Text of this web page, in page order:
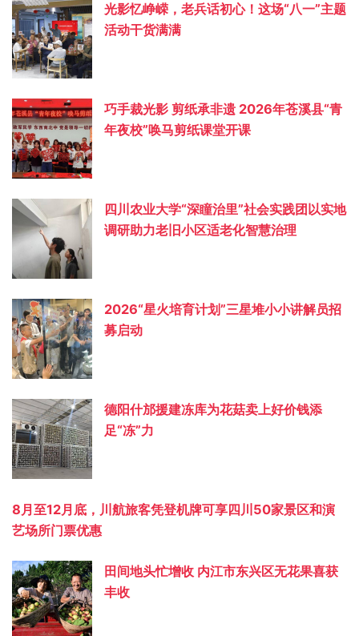
光影忆峥嵘，老兵话初心！这场“八一”主题
活动干货满满
巧手裁光影 剪纸承非遗 2026年苍溪县“青
年夜校”唤马剪纸课堂开课
四川农业大学“深瞳治里”社会实践团以实地
调研助力老旧小区适老化智慧治理
2026“星火培育计划”三星堆小小讲解员招
募启动
德阳什邡援建冻库为花菇卖上好价钱添
足“冻”力
8月至12月底，川航旅客凭登机牌可享四川50家景区和演
艺场所门票优惠
田间地头忙增收 内江市东兴区无花果喜获
丰收